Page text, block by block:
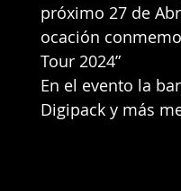
próximo 27 de
ocación
Tour 2024”
En el evento la
Digipack y más